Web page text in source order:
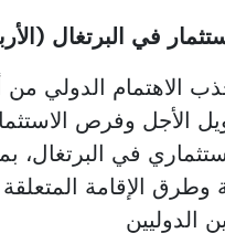
الاهتمام الدولي
الأجل وفرص
في
وطرق الإقامة المتعلقة
الدوليين